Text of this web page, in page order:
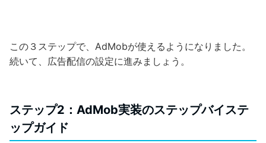
この３ステップで、AdMobが使えるようになりました。
続いて、広告配信の設定に進みましょう。
ステップ2：AdMob実装のステップバイステ
ップガイド